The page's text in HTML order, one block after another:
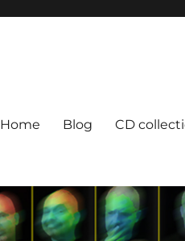
Home Blog CD